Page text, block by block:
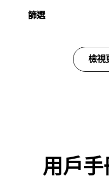
篩選
檢視
用戶